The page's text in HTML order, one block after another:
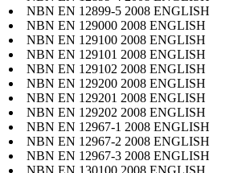
NBN EN 12899-5 2008 ENGLISH
NBN EN 129000 2008 ENGLISH
NBN EN 129100 2008 ENGLISH
NBN EN 129101 2008 ENGLISH
NBN EN 129102 2008 ENGLISH
NBN EN 129200 2008 ENGLISH
NBN EN 129201 2008 ENGLISH
NBN EN 129202 2008 ENGLISH
NBN EN 12967-1 2008 ENGLISH
NBN EN 12967-2 2008 ENGLISH
NBN EN 12967-3 2008 ENGLISH
NBN EN 130100 2008 ENGLISH